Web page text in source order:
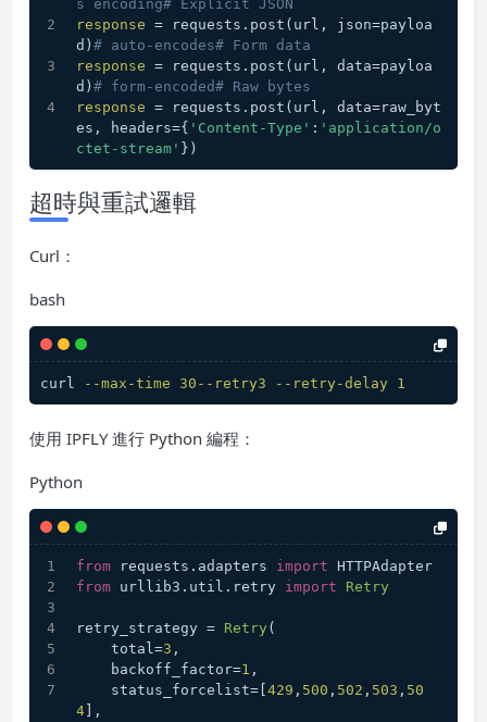
s encoding# Explicit JSON
response = requests.post(url, json=payloa
d) # auto-encodes# Form data
response = requests.post(url, data=payloa
d) # form-encoded# Raw bytes
response = requests.post(url, data=raw_byt
es, headers={ 'Content-Type' : 'application/o
ctet-stream' })
超時與重試邏輯
Curl：
bash
curl --max-time 30 --retry3 --retry-delay 1
使用 IPFLY 進行 Python 編程：
Python
from requests. adapters import HTTPAdapter
from urllib3. util . retry import Retry
retry_strategy = Retry (
    total=
3 ,
    backoff_factor=
1 ,
    status_forcelist=[
429 , 500 , 502 , 503 , 50
4 ],